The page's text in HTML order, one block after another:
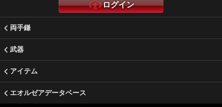
ログイン
両手鎌
武器
アイテム
エオルゼアデータベース